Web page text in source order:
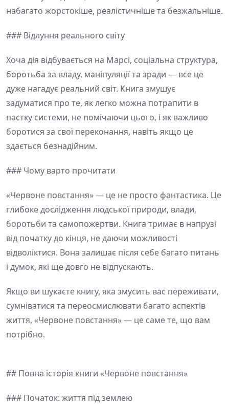
набагато жорстокіше, реалістичніше та безжальніше.
### Відлуння реального світу
Хоча дія відбувається на Марсі, соціальна структура,
боротьба за владу, маніпуляції та зради — все це
дуже нагадує реальний світ. Книга змушує
задуматися про те, як легко можна потрапити в
пастку системи, не помічаючи цього, і як важливо
боротися за свої переконання, навіть якщо це
здається безнадійним.
### Чому варто прочитати
«Червоне повстання» — це не просто фантастика. Це
глибоке дослідження людської природи, влади,
боротьби та самопожертви. Книга тримає в напрузі
від початку до кінця, не даючи можливості
відволіктися. Вона залишає після себе багато питань
і думок, які ще довго не відпускають.
Якщо ви шукаєте книгу, яка змусить вас переживати,
сумніватися та переосмислювати багато аспектів
життя, «Червоне повстання» — це саме те, що вам
потрібно.
## Повна історія книги «Червоне повстання»
### Початок: життя під землею